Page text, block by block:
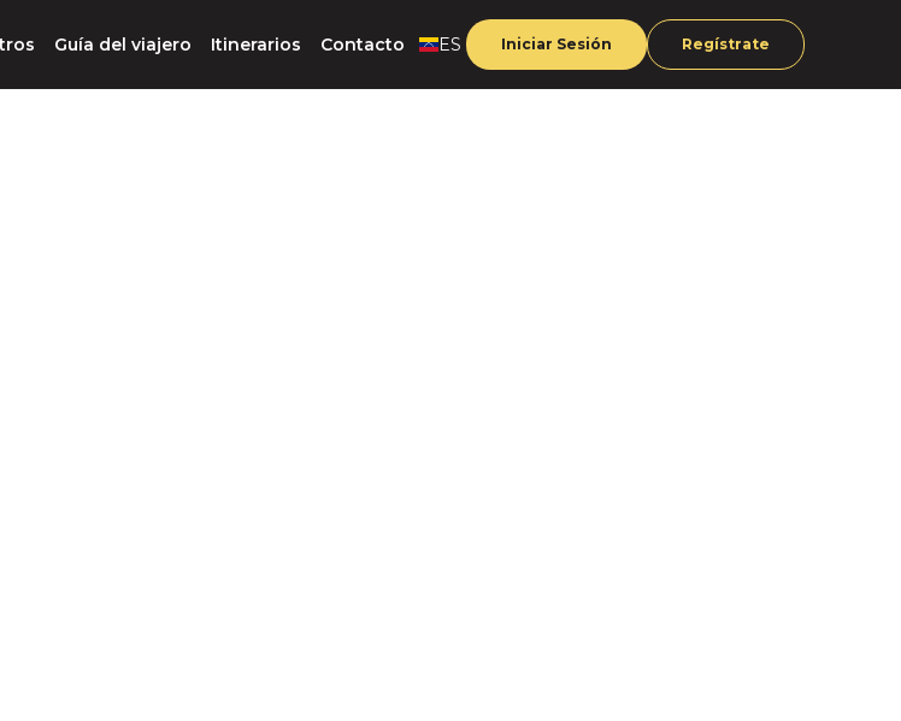
Guía del viajero Itinerarios Contacto ES Iniciar Sesión Regístrate